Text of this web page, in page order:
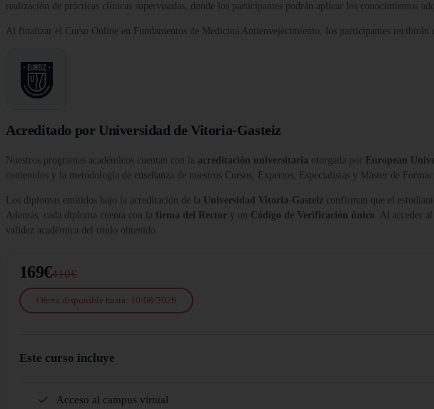
realización de prácticas clínicas supervisadas, donde los participantes podrán aplicar los conocimientos
Al finalizar el Curso Online en Fundamentos de Medicina Antienvejecimiento, los participantes
Acreditado por Universidad de Vitoria-Gasteiz
Nuestros programas académicos cuentan con la acreditación universitaria otorgada por European
contenidos y la metodología de enseñanza de nuestros Cursos, Expertos, Especialistas y Máster de
Los diplomas emitidos bajo la acreditación de la Universidad Vitoria-Gasteiz confirman que el
Además, cada diploma cuenta con la firma del Rector y un Código de Verificación único. Al acceder
validez académica del título obtenido.
169€410€
Oferta disponible hasta: 10/08/2026
Este curso incluye
Acceso al campus virtual